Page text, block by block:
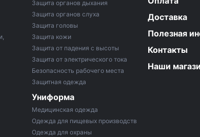
Защита органов дыхания
Защита органов слуха
Защита головы
Защита кожи
Защита от падения с высоты
Защита от электрического тока
Безопасность рабочего места
Защитная одежда
Униформа
Медицинская одежда
Одежда для пищевых производств
Одежда для охраны
Доставка
Полезная
Контакты
Наши